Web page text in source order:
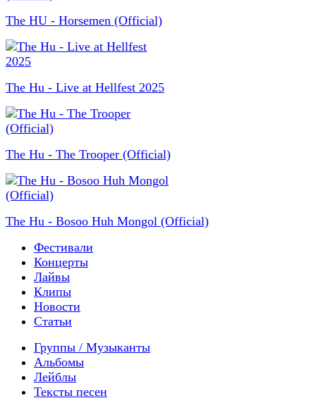
The HU - Horsemen (Official)
The Hu - Live at Hellfest 2025
The Hu - The Trooper (Official)
The Hu - Bosoo Huh Mongol (Official)
Фестивали
Концерты
Лайвы
Клипы
Новости
Статьи
Группы / Музыканты
Альбомы
Лейблы
Тексты песен